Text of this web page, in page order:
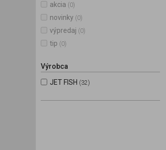
akcia (0)
novinky (0)
výpredaj (0)
tip (0)
Výrobca
JET FISH (32)